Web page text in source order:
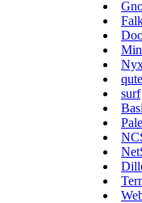
Min
surf